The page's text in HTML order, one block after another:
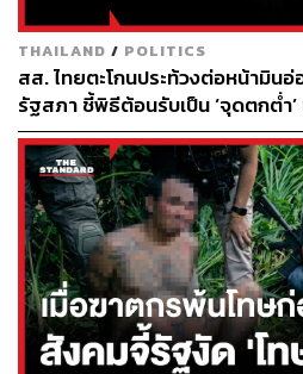
แน่นอนว่าประเทศที่ถูกสงสัยที่สุด
หลักของยูเครนอย่างสหรัฐฯ โดย
ทำเนียบขาวยืนยันว่า “สหรัฐฯ ไม่
คุสค์ของยูเครน
ส่วนตัวละครอื่นๆ ในภูมิภาคอย่าง
หลักของรัสเซีย ก็ออกมาแสดงท่า
กำลังของตนไปยังชายแดนยูเครน
ละเมิดน่านฟ้าเบลารุสระหว่างกา
ที่ยูเครนละเมิดน่านฟ้าเบลารุสถือ
‘พร้อมที่จะตอบโต้’
THAILAND / POLITICS
สส. ไทยตะโกนประท้วงต่อหน้ามินอ่
รัฐสภา ชี้พิธีต้อนรับเป็น ‘จุดตกต่ำ
ทูตไทย